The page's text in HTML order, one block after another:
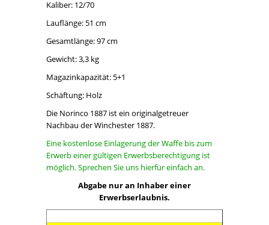
Kaliber: 12/70
Lauflänge: 51 cm
Gesamtlänge: 97 cm
Gewicht: 3,3 kg
Magazinkapazität: 5+1
Schäftung: Holz
Die Norinco 1887 ist ein originalgetreuer
Nachbau der Winchester 1887.
Eine kostenlose Einlagerung der Waffe bis zum
Erwerb einer gültigen Erwerbsberechtigung ist
möglich. Sprechen Sie uns hierfür einfach an.
Abgabe nur an Inhaber einer
Erwerbserlaubnis.